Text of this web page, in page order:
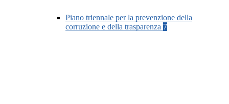
Piano triennale per la prevenzione della
corruzione e della trasparenza 7